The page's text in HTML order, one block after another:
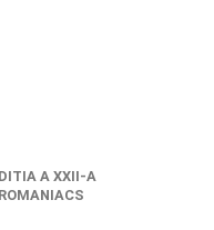
A XXII-A